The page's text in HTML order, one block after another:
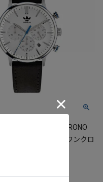
CODE ONE CHRONO
リジナルス コードワンクロ